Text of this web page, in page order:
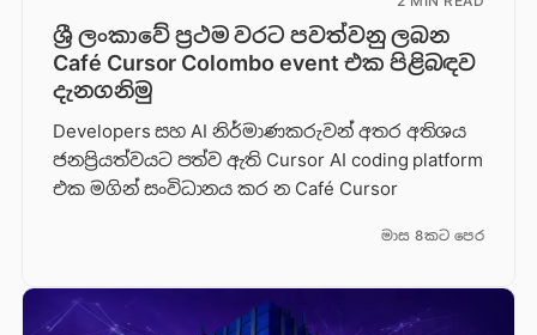
ශ්‍රී ලංකාවේ ප්‍රථම වරට පවත්වනු ලබන
Café Cursor Colombo event එක පිළිබඳව
දැනගනිමු
Developers සහ AI නිර්මාණකරුවන් අතර අතිශය
ජනප්‍රියත්වයට පත්ව ඇති Cursor AI coding platform
එක මගින් සංවිධානය කර න Café Cursor
මාස 8කට පෙර